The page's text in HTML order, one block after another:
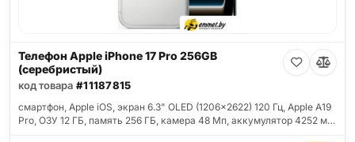
Телефон Apple iPhone 17 Pro 256GB
(серебристый)
код товара #11187815
смартфон, Apple iOS, экран 6.3" OLED (1206x2622) 120 Гц, Apple A19
Pro, ОЗУ 12 ГБ, память 256 ГБ, камера 48 Мп, аккумулятор 4252 м…